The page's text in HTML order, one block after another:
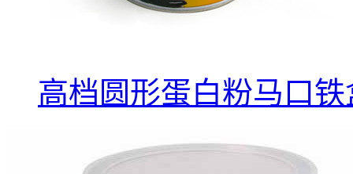
高档圆形蛋白粉马口